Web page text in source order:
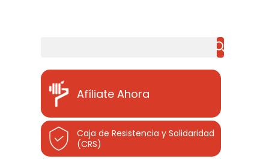
Afíliate Ahora
Caja de Resistencia y Solidaridad
(CRS)